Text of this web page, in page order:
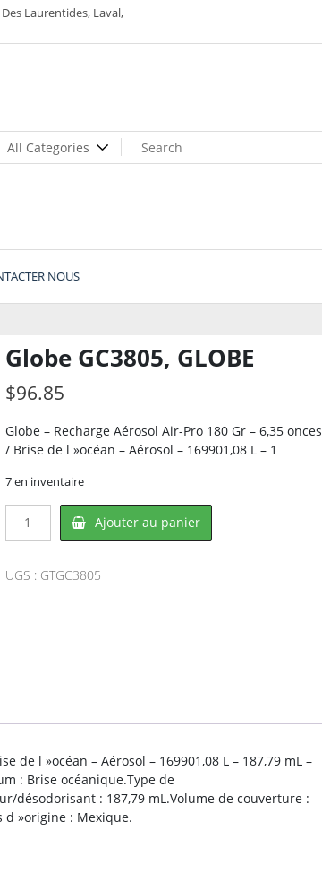
Laurentides, Laval,
NOUS
Globe GC3805, GLOBE
$96.85
Globe – Recharge Aérosol Air-Pro 180 Gr – 6,35 onces
/ Brise de l »océan – Aérosol – 169901,08 L – 1
7 en inventaire
GC3805,
Ajouter au panier
UGS : GTGC3805
de l »océan – Aérosol – 169901,08 L – 187,79 mL –
: Brise océanique.Type de
désodorisant : 187,79 mL.Volume de couverture :
d »origine : Mexique.